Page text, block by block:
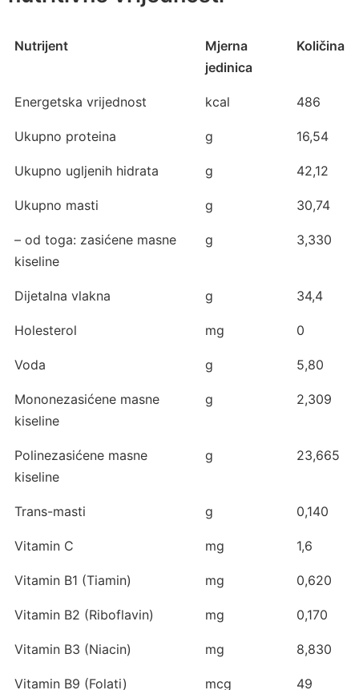
Nutrijent
Mjerna
jedinica
Količina
Energetska vrijednost kcal 486
Ukupno proteina g 16,54
Ukupno ugljenih hidrata g 42,12
Ukupno masti g 30,74
– od toga: zasićene masne
kiseline
g 3,330
Dijetalna vlakna g 34,4
Holesterol mg 0
Voda g 5,80
Mononezasićene masne
kiseline
g 2,309
Polinezasićene masne
kiseline
g 23,665
Trans-masti g 0,140
Vitamin C mg 1,6
Vitamin B1 (Tiamin) mg 0,620
Vitamin B2 (Riboflavin) mg 0,170
Vitamin B3 (Niacin) mg 8,830
Vitamin B9 (Folati) mcg 49